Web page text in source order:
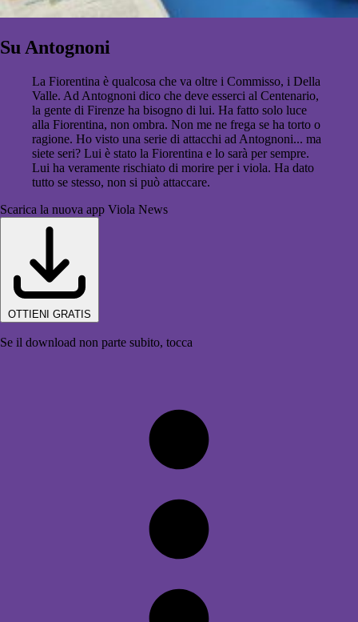
Su Antognoni
La Fiorentina è qualcosa che va oltre i Commisso, i Della
Valle. Ad Antognoni dico che deve esserci al Centenario,
la gente di Firenze ha bisogno di lui. Ha fatto solo luce
alla Fiorentina, non ombra. Non me ne frega se ha torto o
ragione. Ho visto una serie di attacchi ad Antognoni... ma
siete seri? Lui è stato la Fiorentina e lo sarà per sempre.
Lui ha veramente rischiato di morire per i viola. Ha dato
tutto se stesso, non si può attaccare.
Scarica la nuova app Viola News
OTTIENI GRATIS
Se il download non parte subito, tocca